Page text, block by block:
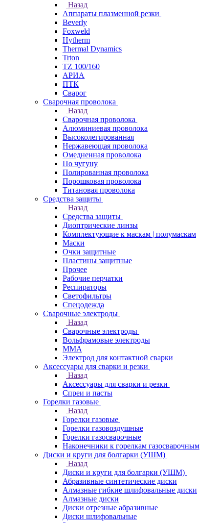
Назад
Аппараты плазменной резки
Beverly
Foxweld
Hytherm
Thermal Dynamics
Trton
TZ 100/160
АРИА
ПТК
Сварог
Сварочная проволока
Назад
Сварочная проволока
Алюминиевая проволока
Высоколегированная
Нержавеющая проволока
Омедненная проволока
По чугуну
Полированная проволока
Порошковая проволока
Титановая проволока
Средства защиты
Назад
Средства защиты
Диоптрические линзы
Комплектующие к маскам | полумаскам
Маски
Очки защитные
Пластины защитные
Прочее
Рабочие перчатки
Респираторы
Светофильтры
Спецодежда
Сварочные электроды
Назад
Сварочные электроды
Вольфрамовые электроды
ММА
Электрод для контактной сварки
Аксессуары для сварки и резки
Назад
Аксессуары для сварки и резки
Спреи и пасты
Горелки газовые
Назад
Горелки газовые
Горелки газовоздушные
Горелки газосварочные
Наконечники к горелкам газосварочным
Диски и круги для болгарки (УШМ)
Назад
Диски и круги для болгарки (УШМ)
Абразивные синтетические диски
Алмазные гибкие шлифовальные диски
Алмазные диски
Диски отрезные абразивные
Диски шлифовальные